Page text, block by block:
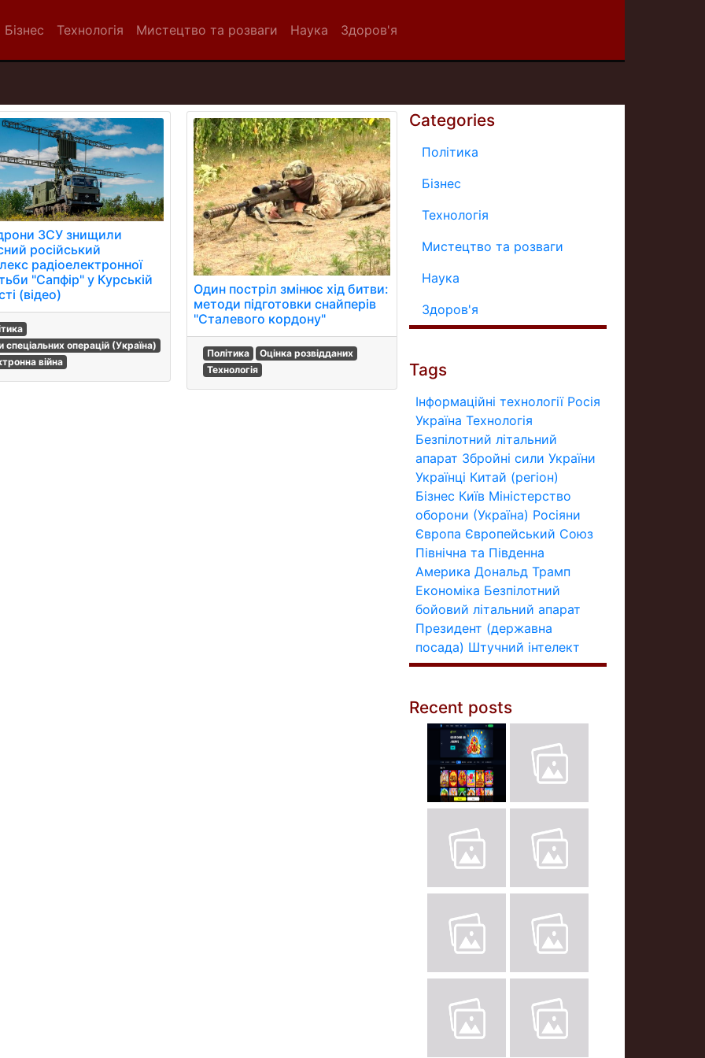
Бізнес Технологія Мистецтво та розваги Наука Здоров'я
ЗСУ знищили
російський
радіоелектронної
"Сапфір" у Курській
(відео)
спеціальних операцій (Україна)
війна
Один постріл змінює хід битви:
методи підготовки снайперів
"Сталевого кордону"
Політика
Оцінка розвідданих
Технологія
Categories
Політика
Бізнес
Технологія
Мистецтво та розваги
Наука
Здоров'я
Tags
Інформаційні технології Росія
Україна Технологія
Безпілотний літальний
апарат Збройні сили України
Українці Китай (регіон)
Бізнес Київ Міністерство
оборони (Україна) Росіяни
Європа Європейський Союз
Північна та Південна
Америка Дональд Трамп
Економіка Безпілотний
бойовий літальний апарат
Президент (державна
посада) Штучний інтелект
Recent posts